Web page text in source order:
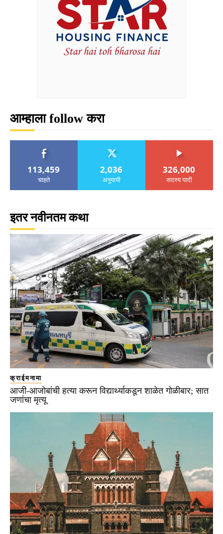
आम्हाला follow करा
113,459
चाहते
2,036
अनुयायी
326,000
सदस्य यादी
इतर नवीनतम कथा
क्राईमनामा
आजी-आजोबांची हत्या करून विद्यार्थ्याकडून शाळेत गोळीबार; सात
जणांचा मृत्यू